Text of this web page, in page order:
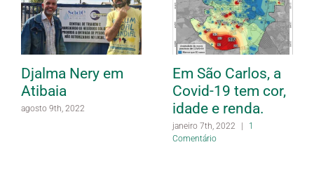
Djalma Nery em
Atibaia
agosto 9th, 2022
Em São Carlos, a
Covid-19 tem cor,
idade e renda.
janeiro 7th, 2022
1
Comentário